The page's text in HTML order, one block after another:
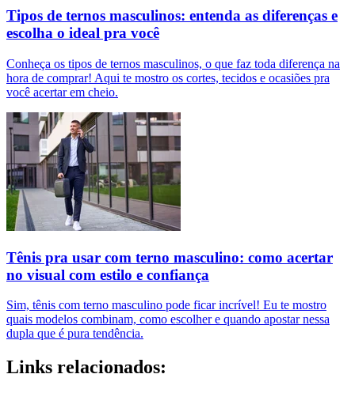
Tipos de ternos masculinos: entenda as diferenças e
escolha o ideal pra você
Conheça os tipos de ternos masculinos, o que faz toda diferença na
hora de comprar! Aqui te mostro os cortes, tecidos e ocasiões pra
você acertar em cheio.
Tênis pra usar com terno masculino: como acertar
no visual com estilo e confiança
Sim, tênis com terno masculino pode ficar incrível! Eu te mostro
quais modelos combinam, como escolher e quando apostar nessa
dupla que é pura tendência.
Links relacionados: